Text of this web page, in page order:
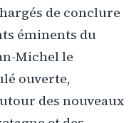
de conclure
éminents du
Michel le
ouverte,
des nouveaux